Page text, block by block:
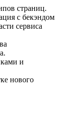
страниц.
с бекэндом
сервиса
и
нового